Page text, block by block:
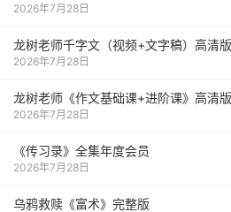
2026年7月28日
龙树老师千字文（视频+文字稿）高清版
2026年7月28日
龙树老师《作文基础课+进阶课》高清版
2026年7月28日
《传习录》全集年度会员
2026年7月28日
乌鸦救赎《富术》完整版